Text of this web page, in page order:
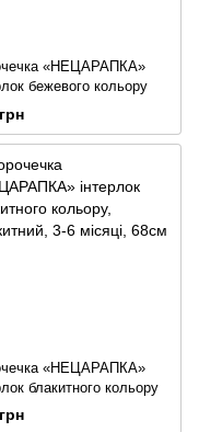
«НЕЦАРАПКА»
бежевого кольору
«НЕЦАРАПКА»
блакитного кольору